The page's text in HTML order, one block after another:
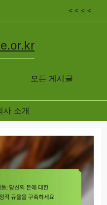
< < < <
모든 게시글
사 소개